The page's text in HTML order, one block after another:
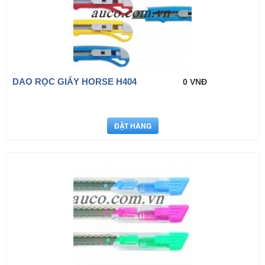
DAO RỌC GIẤY HORSE H404 0 VNĐ